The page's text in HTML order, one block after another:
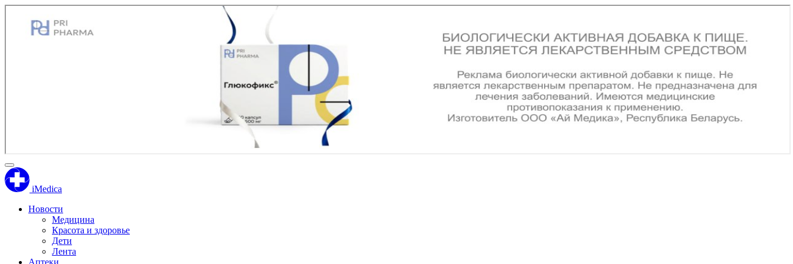
iMedica
Новости
Медицина
Красота и здоровье
Дети
Лента
Аптеки